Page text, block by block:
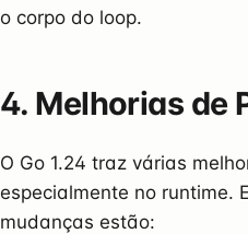
o corpo do loop.
4. Melhorias de
O Go 1.24 traz várias
especialmente no runtime.
mudanças estão: